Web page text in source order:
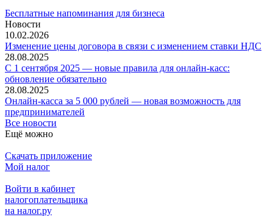
Бесплатные напоминания для бизнеса
Новости
10.02.2026
Изменение цены договора в связи с изменением ставки НДС
28.08.2025
С 1 сентября 2025 — новые правила для онлайн-касс:
обновление обязательно
28.08.2025
Онлайн-касса за 5 000 рублей — новая возможность для
предпринимателей
Все новости
Ещё можно
Скачать приложение
Мой налог
Войти в кабинет
налогоплательщика
на налог.ру